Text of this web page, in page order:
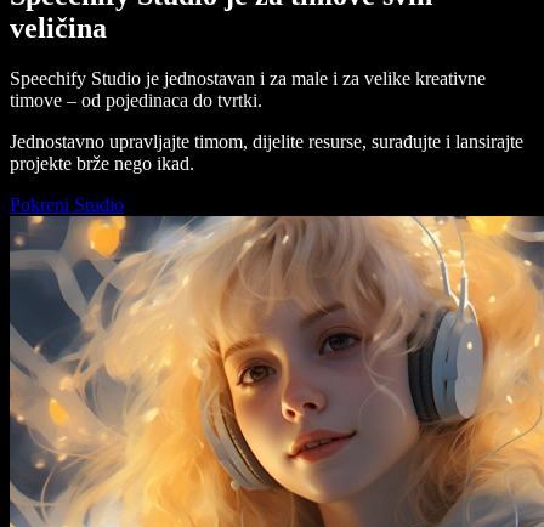
veličina
Speechify Studio je jednostavan i za male i za velike kreativne
timove – od pojedinaca do tvrtki.
Jednostavno upravljajte timom, dijelite resurse, surađujte i lansirajte
projekte brže nego ikad.
Pokreni Studio